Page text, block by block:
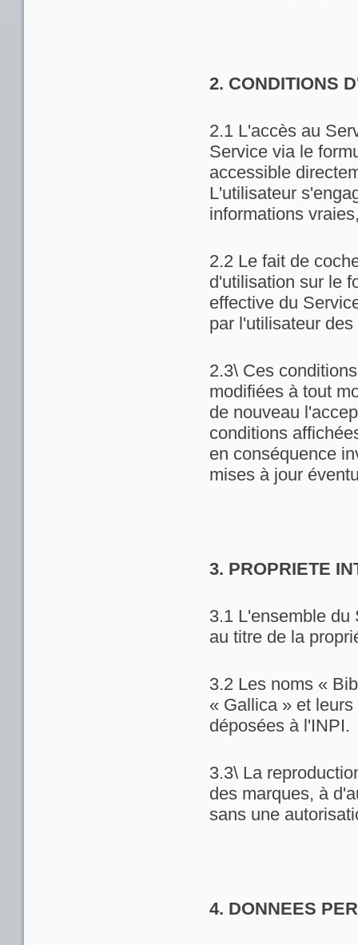
2. CONDITIONS
2.1 L'accès au
Service via le
accessible
L'utilisateur
informations
2.2 Le fait de
d'utilisation sur le
effective du
par l'utilisateur
2.3\ Ces
modifiées à tout
de nouveau
conditions
en conséquence
mises à jour
3. PROPRIETE
3.1 L'ensemble du
au titre de la
3.2 Les noms «
« Gallica » et
déposées à l'INPI.
3.3\ La
des marques, à
sans une
4. DONNEES